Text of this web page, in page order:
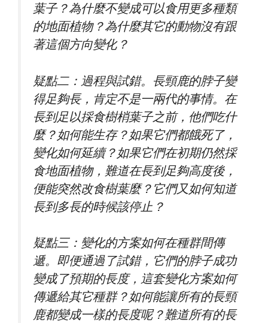
葉子？為什麼不變成可以食用更多種類
的地面植物？為什麼其它的動物沒有跟
著這個方向變化？
疑點二：過程與試錯。長頸鹿的脖子變
得足夠長，肯定不是一兩代的事情。在
長到足以採食樹梢葉子之前，他們吃什
麼？如何能生存？如果它們都餓死了，
變化如何延續？如果它們在初期仍然採
食地面植物，難道在長到足夠高度後，
便能突然改食樹葉麼？它們又如何知道
長到多長的時候該停止？
疑點三：變化的方案如何在種群間傳
遞。即便通過了試錯，它們的脖子成功
變成了預期的長度，這套變化方案如何
傳遞給其它種群？如何能讓所有的長頸
鹿都變成一樣的長度呢？難道所有的長